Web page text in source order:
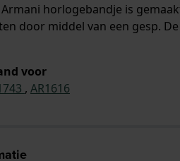
horlogebandje is
door middel van een gesp.
voor
, AR1616